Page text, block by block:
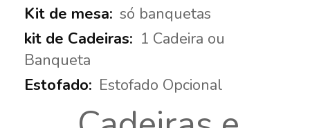
só banquetas
1 Cadeira ou
Banqueta
Estofado Opcional